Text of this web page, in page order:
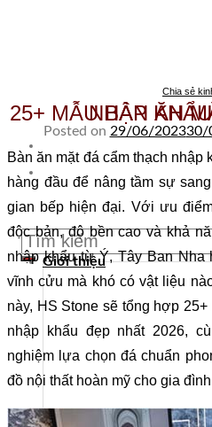
Tìm kiếm:
Giới thiệu
Chia sẻ
25+ MẪU BÀN ĂN MẶT ĐÁ
Posted on 29/06/202330/
Bàn ăn mặt đá cẩm thạch
hàng đầu để nâng tầm sự
gian bếp hiện đại. Với ưu
độc bản, độ bền cao và khả
nhập khẩu từ Ý, Tây Ban Nha
vĩnh cửu mà khó có vật liệu
này, HS Stone sẽ tổng hợp
nhập khẩu đẹp nhất 2026,
nghiệm lựa chọn đá chuẩn
đồ nội thất hoàn mỹ cho gia